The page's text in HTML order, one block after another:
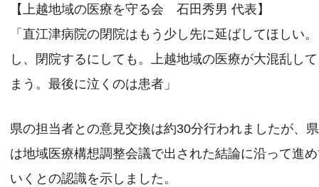
【上越地域の医療を守る会 石田秀男 代表】
「直江津病院の閉院はもう少し先に延ばしてほしい
し、閉院するにしても。上越地域の医療が大混乱し
まう。最後に泣くのは患者」
県の担当者との意見交換は約30分行われましたが、県
は地域医療構想調整会議で出された結論に沿って進
いくとの認識を示しました。